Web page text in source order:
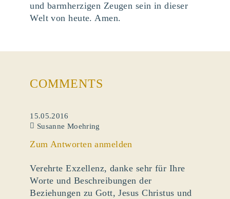
und barmherzigen Zeugen sein in dieser
Welt von heute. Amen.
COMMENTS
15.05.2016
Susanne Moehring
Zum Antworten anmelden
Verehrte Exzellenz, danke sehr für Ihre
Worte und Beschreibungen der
Beziehungen zu Gott, Jesus Christus und